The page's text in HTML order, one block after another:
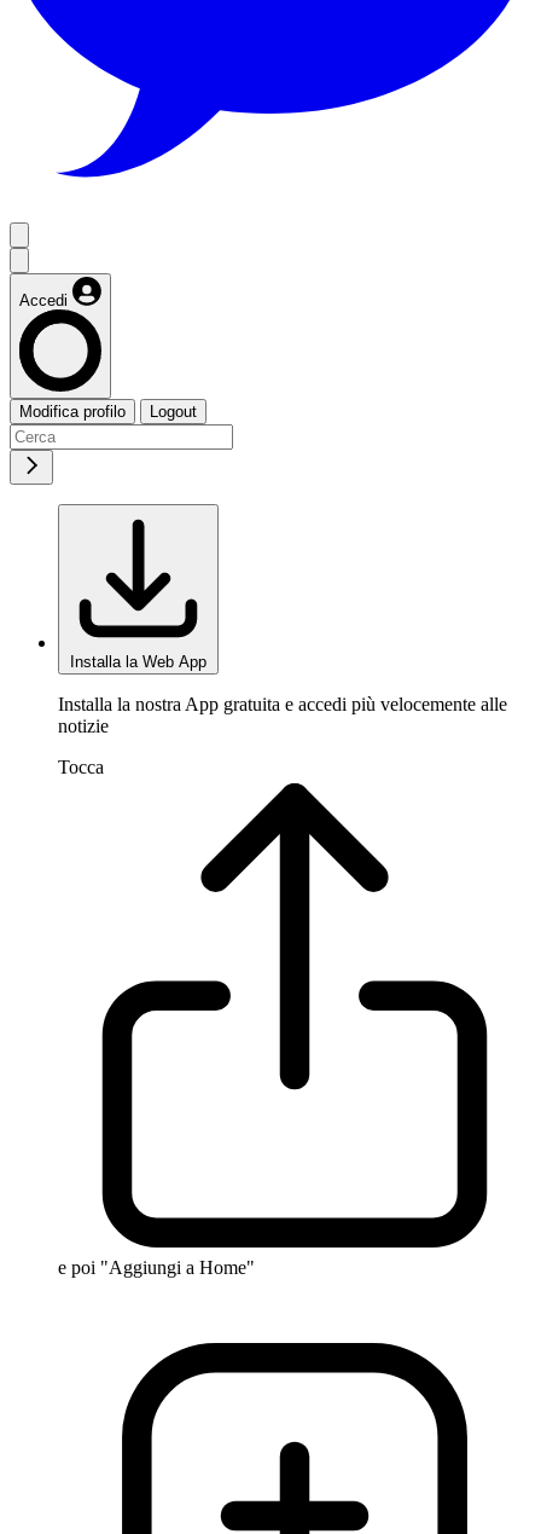
Accedi
Modifica profilo Logout
Installa la Web App
Installa la nostra App gratuita e accedi più velocemente alle
notizie
Tocca
e poi "Aggiungi a Home"